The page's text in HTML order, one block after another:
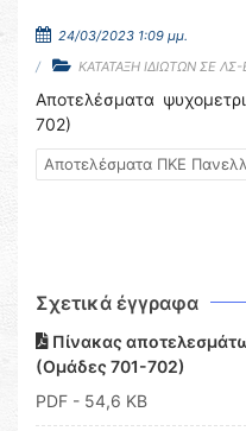
24/03/2023 1:09 μμ.
ΚΑΤΑΤΑΞΗ ΙΔΙΩΤΩΝ ΣΕ
Αποτελέσματα
702)
Αποτελέσματα ΠΚΕ
Σχετικά έγγραφα
Πίνακας
(Ομάδες 701-702)
PDF - 54,6 KB